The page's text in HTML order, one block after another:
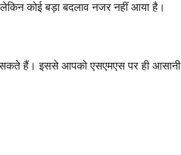
कोई बड़ा बदलाव नजर नहीं आया है।
हैं। इससे आपको एसएमएस पर ही आसानी